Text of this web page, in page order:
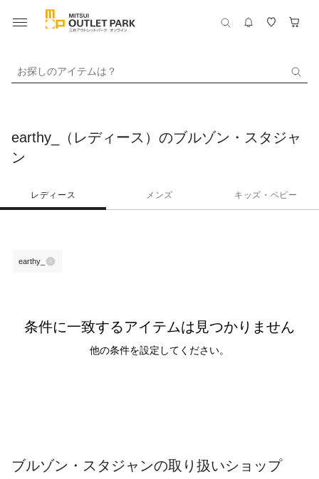
お探しのアイテムは？
earthy_（レディース）のブルゾン・スタジャ
ン
レディース メンズ キッズ・ベビー
earthy_
条件に一致するアイテムは見つかりません
他の条件を設定してください。
ブルゾン・スタジャンの取り扱いショップ